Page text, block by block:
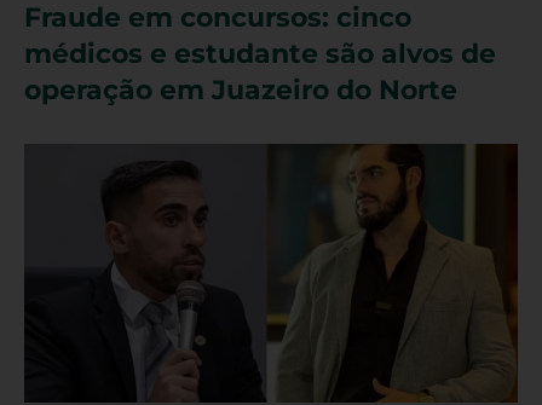
Fraude em concursos: cinco
médicos e estudante são alvos de
operação em Juazeiro do Norte